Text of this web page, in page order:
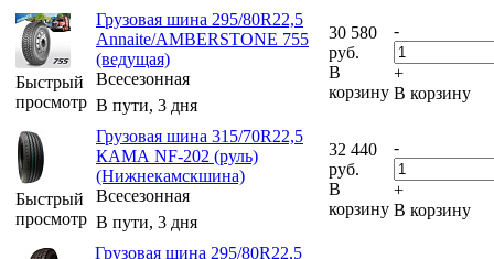
Быстрый
просмотр
Грузовая шина 295/80R22,5
Annaite/AMBERSTONE 755
(ведущая)
Всесезонная
В пути, 3 дня
30 580
руб.
В
корзину
-
+
В корзину
Быстрый
просмотр
Грузовая шина 315/70R22,5
КАМА NF-202 (руль)
(Нижнекамскшина)
Всесезонная
В пути, 3 дня
32 440
руб.
В
корзину
-
+
В корзину
Грузовая шина 295/80R22,5